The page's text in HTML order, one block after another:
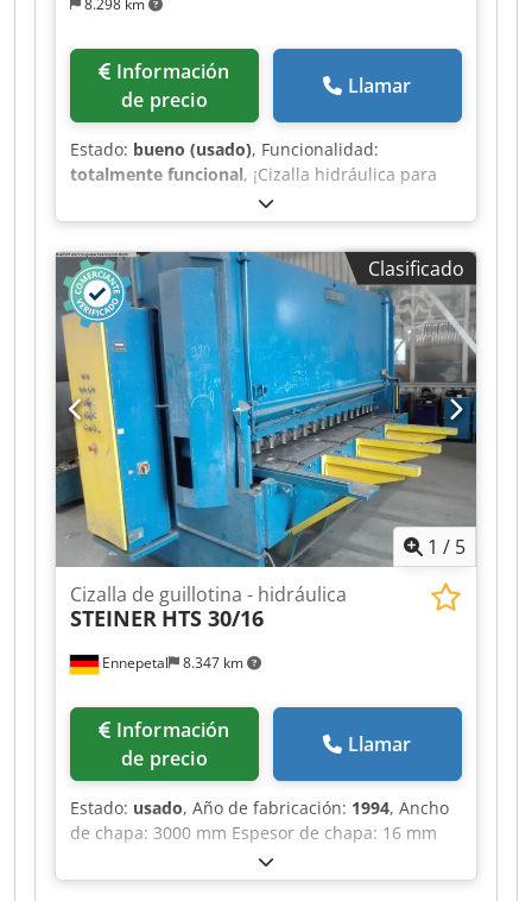
de precio
Llamar
Estado: bueno (usado), Funcionalidad:
totalmente funcional, ¡Cizalla hidráulica para
chapa Safan HT 255-4 TS en un estado único! ¡La
mesa de trabajo apenas muestra signos de uso
por las chapas procesadas! Capacidad: 4 mm en
2550 mm Manejo sencillo, tope trasero preciso
con ajuste digital. Equipada con protección de
entrada por la parte trasera y parada de
emergencia en la parte delantera. Dsdpfx Ajy
Uliaeftskr La máquina dispone de un sistema de
elevación para el material cortado y una bandeja
de recogida (no aparece en las fotos).
Clasificado
1 / 5
Ennepetal 8.347 km
Cizalla de guillotina - hidráulica
STEINER HTS 30/16
de precio
Llamar
Estado: usado, Año de fabricación: 1994, Ancho
de chapa: 3000 mm Espesor de chapa: 16 mm
Distancia entre montantes: 3200 mm Saliente:
310 mm Carrera: 300 mm Ancho de mesa: 820